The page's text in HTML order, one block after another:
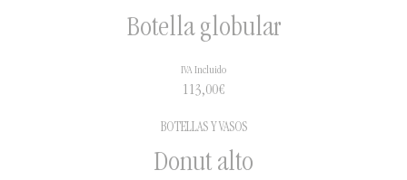
Botella globular
113,00€
IVA Incluido
BOTELLAS Y VASOS
Donut alto